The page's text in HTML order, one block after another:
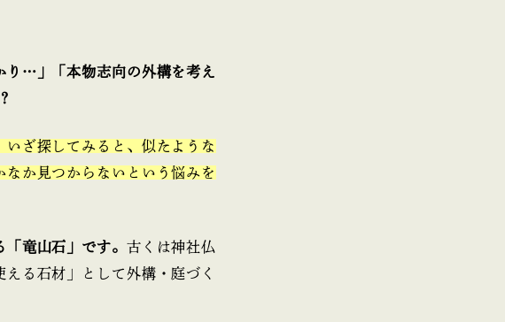
り…」「本物志向の外構を考え
ざ探してみると、似たような
か見つからないという悩みを
竜山石」です。 古くは神社仏
る石材」として外構・庭づく